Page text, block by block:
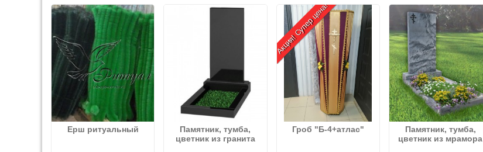
Ерш ритуальный
Памятник, тумба,
цветник из гранита
Акция! Супер цена!
Гроб "Б-4+атлас"
Памятник, тумба,
цветник из мрамора